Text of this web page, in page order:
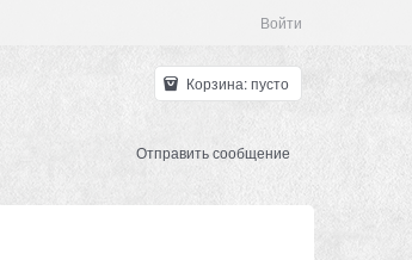
Войти
Корзина:пусто
Отправить сообщение